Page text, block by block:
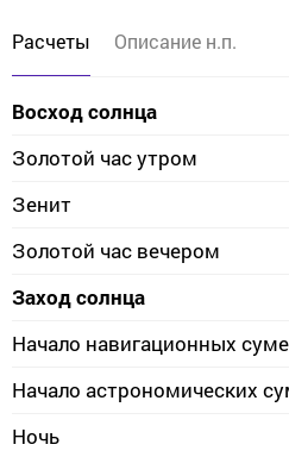
Расчеты Описание н.п.
Восход солнца
Золотой час утром
Зенит
Золотой час вечером
Заход солнца
Начало навигационных
Начало астрономических
Ночь